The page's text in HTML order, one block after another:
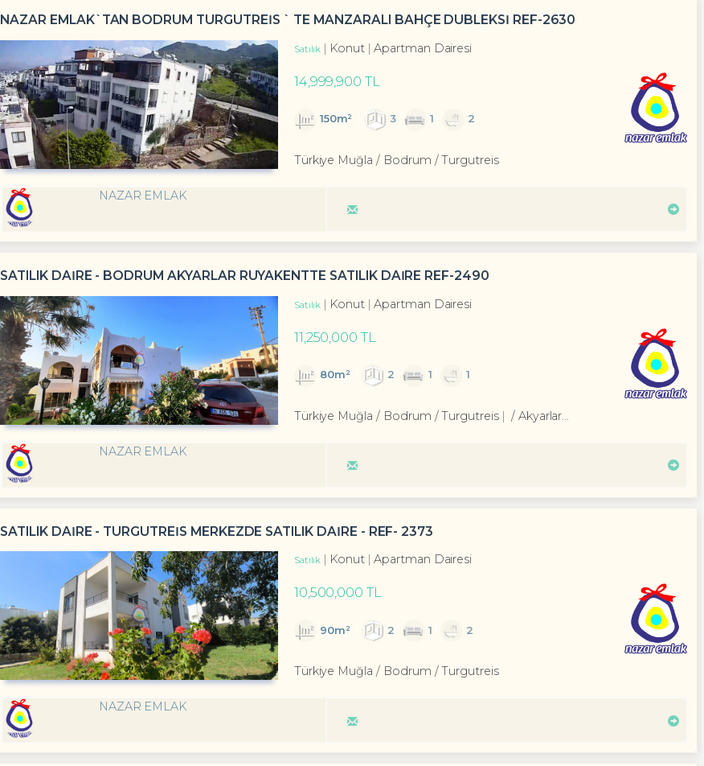
NAZAR EMLAK`TAN BODRUM TURGUTREİS ` TE MANZARALI BAHÇE DUBLEKSİ REF-2630
Satılık Konut Apartman Dairesi
14,999,900 TL
150m² 3 1 2
Türkiye Muğla / Bodrum / Turgutreis
NAZAR EMLAK
SATILIK DAİRE - BODRUM AKYARLAR RÜYAKENTTE SATILIK DAİRE REF-2490
Satılık Konut Apartman Dairesi
11,250,000 TL
80m² 2 1 1
Türkiye Muğla / Bodrum / Turgutreis / Akyarlar Mah.
NAZAR EMLAK
SATILIK DAİRE - TURGUTREİS MERKEZDE SATILIK DAİRE - REF- 2373
Satılık Konut Apartman Dairesi
10,500,000 TL
90m² 2 1 2
Türkiye Muğla / Bodrum / Turgutreis
NAZAR EMLAK